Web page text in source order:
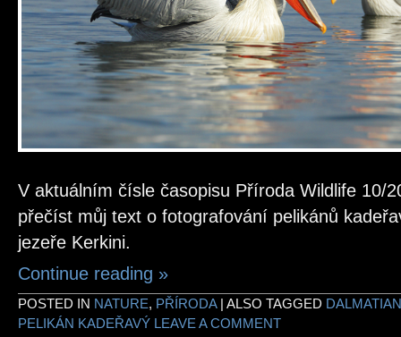
V aktuálním čísle časopisu Příroda Wildlife 10/
přečíst můj text o fotografování pelikánů
jezeře Kerkini.
Continue reading »
POSTED IN NATURE, PŘÍRODA | ALSO TAGGED
PELIKÁN KADEŘAVÝ LEAVE A COMMENT